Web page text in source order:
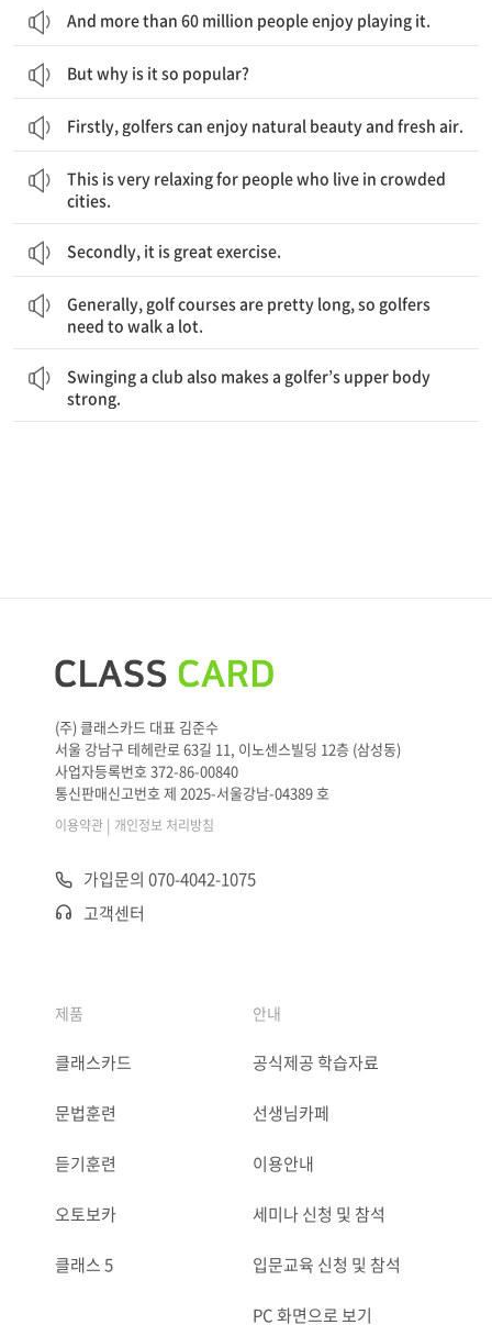
And more than 60 million people enjoy playing it.
But why is it so popular?
Firstly, golfers can enjoy natural beauty and fresh air.
This is very relaxing for people who live in crowded
cities.
Secondly, it is great exercise.
Generally, golf courses are pretty long, so golfers
need to walk a lot.
Swinging a club also makes a golfer’s upper body
strong.
(주) 클래스카드 대표 김준수
서울 강남구 테헤란로 63길 11, 이노센스빌딩 12층 (삼성동)
사업자등록번호 372-86-00840
통신판매신고번호 제 2025-서울강남-04389 호
이용약관 | 개인정보 처리방침
가입문의 070-4042-1075
고객센터
제품
클래스카드
문법훈련
듣기훈련
오토보카
클래스 5
안내
공식제공 학습자료
선생님카페
이용안내
세미나 신청 및 참석
입문교육 신청 및 참석
PC 화면으로 보기